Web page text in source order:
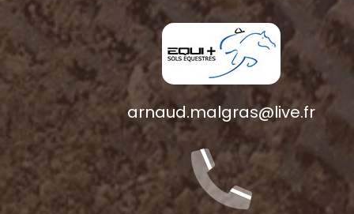
arnaud.malgras@live.fr